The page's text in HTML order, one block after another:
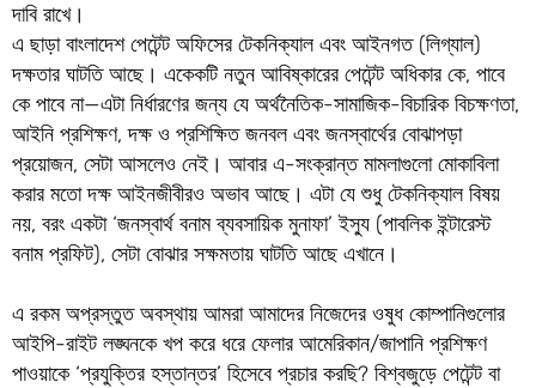
দাবি রাখে।
এ ছাড়া বাংলাদেশ পেটেন্ট অফিসের টেকনিক্যাল এবং আইনগত (লিগ্যাল)
দক্ষতার ঘাটতি আছে। একেকটি নতুন আবিষ্কারের পেটেন্ট অধিকার কে, পাবে
কে পাবে না—এটা নির্ধারণের জন্য যে অর্থনৈতিক-সামাজিক-বিচারিক বিচক্ষণতা,
আইনি প্রশিক্ষণ, দক্ষ ও প্রশিক্ষিত জনবল এবং জনস্বার্থের বোঝাপড়া
প্রয়োজন, সেটা আসলেও নেই। আবার এ-সংক্রান্ত মামলাগুলো মোকাবিলা
করার মতো দক্ষ আইনজীবীরও অভাব আছে। এটা যে শুধু টেকনিক্যাল বিষয়
নয়, বরং একটা ‘জনস্বার্থ বনাম ব্যবসায়িক মুনাফা’ ইস্যু (পাবলিক ইন্টারেস্ট
বনাম প্রফিট), সেটা বোঝার সক্ষমতায় ঘাটতি আছে এখানে।
এ রকম অপ্রস্তুত অবস্থায় আমরা আমাদের নিজেদের ওষুধ কোম্পানিগুলোর
আইপি-রাইট লঙ্ঘনকে খপ করে ধরে ফেলার আমেরিকান/জাপানি প্রশিক্ষণ
পাওয়াকে ‘প্রযুক্তির হস্তান্তর’ হিসেবে প্রচার করছি? বিশ্বজুড়ে পেটেন্ট বা